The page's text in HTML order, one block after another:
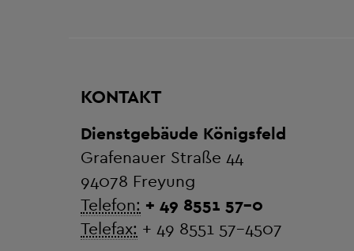
KONTAKT
Dienstgebäude Königsfeld
Grafenauer Straße 44
94078 Freyung
Telefon: + 49 8551 57-0
Telefax: + 49 8551 57-4507